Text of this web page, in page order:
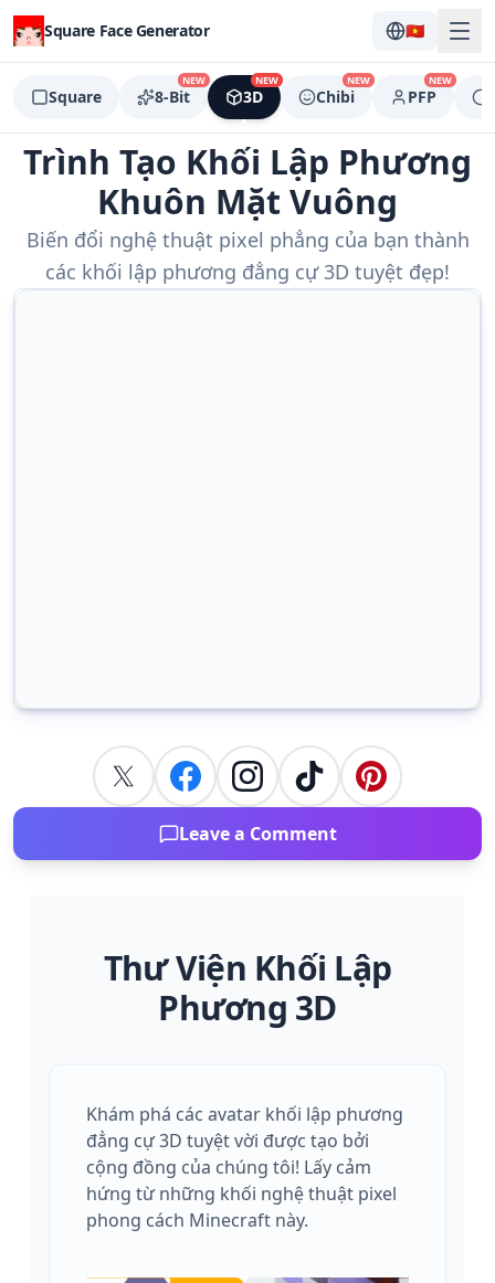
Square Face Generator 🇻🇳
Square 8-Bit
NEW
3D
NEW
Chibi
NEW
PFP
NEW
Trình Tạo Khối Lập Phương
Khuôn Mặt Vuông
Biến đổi nghệ thuật pixel phẳng của bạn thành
các khối lập phương đẳng cự 3D tuyệt đẹp!
Leave a Comment
Thư Viện Khối Lập
Phương 3D
Khám phá các avatar khối lập phương
đẳng cự 3D tuyệt vời được tạo bởi
cộng đồng của chúng tôi! Lấy cảm
hứng từ những khối nghệ thuật pixel
phong cách Minecraft này.